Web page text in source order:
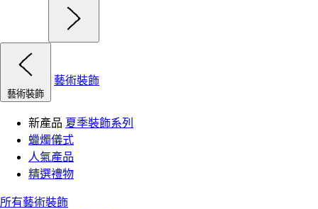
藝術裝飾
藝術裝飾
新產品 夏季裝飾系列
蠟燭儀式
人氣產品
精選禮物
所有藝術裝飾